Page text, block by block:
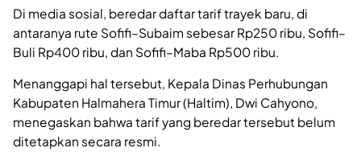
Di media sosial, beredar daftar tarif trayek baru, di
antaranya rute Sofifi–Subaim sebesar Rp250 ribu, Sofifi–
Buli Rp400 ribu, dan Sofifi–Maba Rp500 ribu.
Menanggapi hal tersebut, Kepala Dinas Perhubungan
Kabupaten Halmahera Timur (Haltim), Dwi Cahyono,
menegaskan bahwa tarif yang beredar tersebut belum
ditetapkan secara resmi.